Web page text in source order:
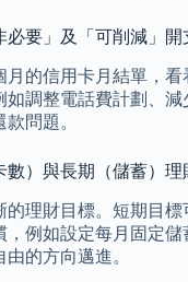
必要」及「可削減」開
月的信用卡月結單，
如調整電話費計劃、
問題。
數）與長期（儲蓄）理
的理財目標。短期目
，例如設定每月固定
的方向邁進。